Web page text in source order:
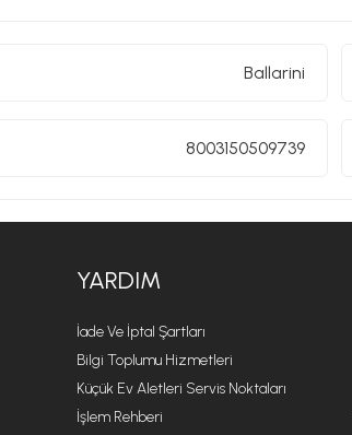
Ballarini
8003150509739
YARDIM
İade Ve İptal Şartları
Bilgi Toplumu Hizmetleri
Küçük Ev Aletleri Servis Noktaları
İşlem Rehberi